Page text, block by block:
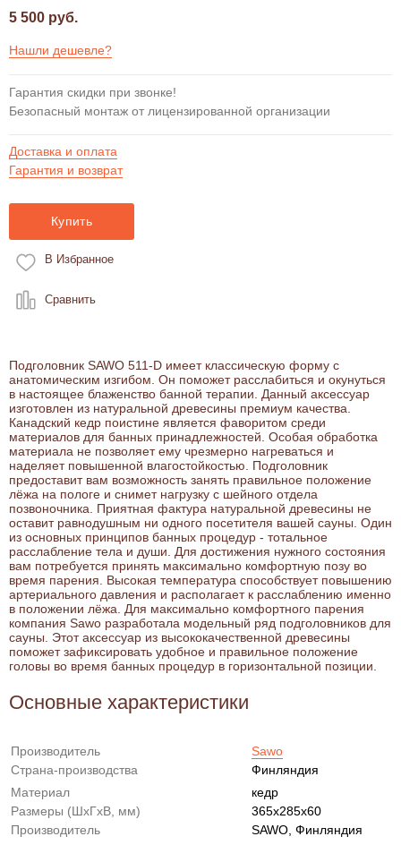
5 500 руб.
Нашли дешевле?
Гарантия скидки при звонке!
Безопасный монтаж от лицензированной организации
Доставка и оплата
Гарантия и возврат
Купить
В Избранное
Сравнить
Подголовник SAWO 511-D имеет классическую форму с
анатомическим изгибом. Он поможет расслабиться и окунуться
в настоящее блаженство банной терапии. Данный аксессуар
изготовлен из натуральной древесины премиум качества.
Канадский кедр поистине является фаворитом среди
материалов для банных принадлежностей. Особая обработка
материала не позволяет ему чрезмерно нагреваться и
наделяет повышенной влагостойкостью. Подголовник
предоставит вам возможность занять правильное положение
лёжа на пологе и снимет нагрузку с шейного отдела
позвоночника. Приятная фактура натуральной древесины не
оставит равнодушным ни одного посетителя вашей сауны. Один
из основных принципов банных процедур - тотальное
расслабление тела и души. Для достижения нужного состояния
вам потребуется принять максимально комфортную позу во
время парения. Высокая температура способствует повышению
артериального давления и располагает к расслаблению именно
в положении лёжа. Для максимально комфортного парения
компания Sawo разработала модельный ряд подголовников для
сауны. Этот аксессуар из высококачественной древесины
поможет зафиксировать удобное и правильное положение
головы во время банных процедур в горизонтальной позиции.
Основные характеристики
Производитель
Sawo
Страна-производства
Финляндия
Материал
кедр
Размеры (ШxГxВ, мм)
365x285x60
Производитель
SAWO, Финляндия